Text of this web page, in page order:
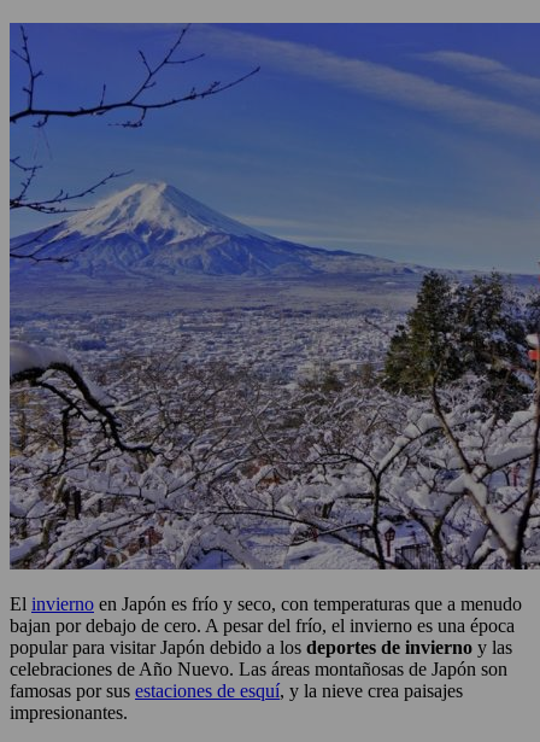
El invierno en Japón es frío y seco, con temperaturas que a menudo
bajan por debajo de cero. A pesar del frío, el invierno es una época
popular para visitar Japón debido a los deportes de invierno y las
celebraciones de Año Nuevo. Las áreas montañosas de Japón son
famosas por sus estaciones de esquí, y la nieve crea paisajes
impresionantes.